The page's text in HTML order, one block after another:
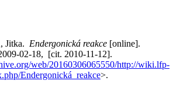
Jitka. Endergonická reakce [online].
02-18, [cit. 2010-11-12].
web/20160306065550/http://wiki.lfp-
Endergonická_reakce>.